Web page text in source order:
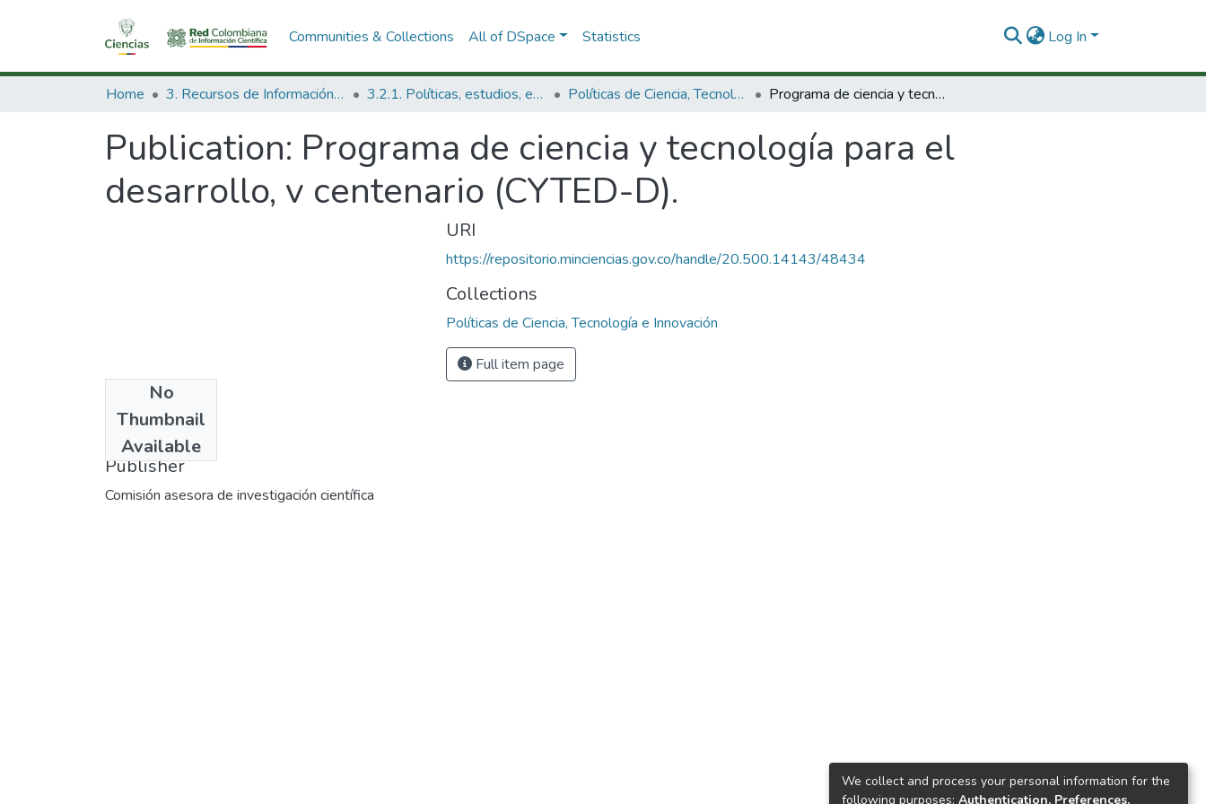
Communities & Collections All of DSpace Statistics Log In
Home 3. Recursos de Información Científica y Tecnológica 3.2.1. Políticas, estudios, evaluaciones e indicadores de CTeI Políticas de Ciencia, Tecnología e Innovación Programa de ciencia y tecnología para el desarrollo, v centenario (CYTED-D).
Publication: Programa de ciencia y tecnología para el
desarrollo, v centenario (CYTED-D).
No
Thumbnail
Available
1985
Publisher
Comisión asesora de investigación científica
URI
https://repositorio.minciencias.gov.co/handle/20.500.14143/48434
Collections
Políticas de Ciencia, Tecnología e Innovación
Full item page
We collect and process your personal information for the
following purposes: Authentication, Preferences,